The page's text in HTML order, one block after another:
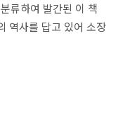
분류하여 발간된 이 책
역사를 답고 있어 소장